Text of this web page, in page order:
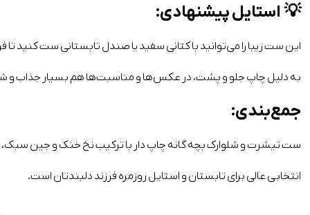
💡 استایل پیشنهادی:
این ست زیبا را می‌توانید با کتانی سفید یا صندل تابستانی ست کنید
به دلیل چاپ جلو و پشت، در عکس‌ها و مناسبت‌ها هم بسیار جذاب و
جمع‌بندی:
ست تیشرت و شلوارک بچه گانه چاپ دار با ترکیب نخ خنک و جین
انتخابی عالی برای تابستان و استایل روزمره فرزند دلبندتان است.